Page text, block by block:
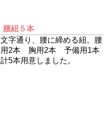
腰紐５本
文字通り、腰に締める紐。腰
用2本 胸用2本 予備用1本
計5本用意しました。